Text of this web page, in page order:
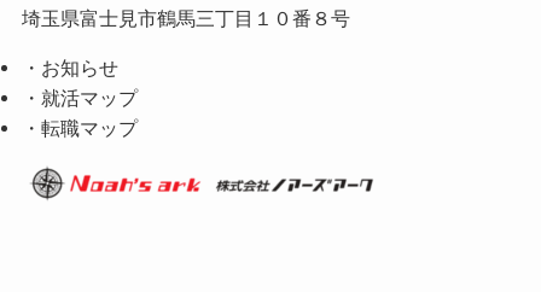
埼玉県富士見市鶴馬三丁目１０番８号
・お知らせ
・就活マップ
・転職マップ